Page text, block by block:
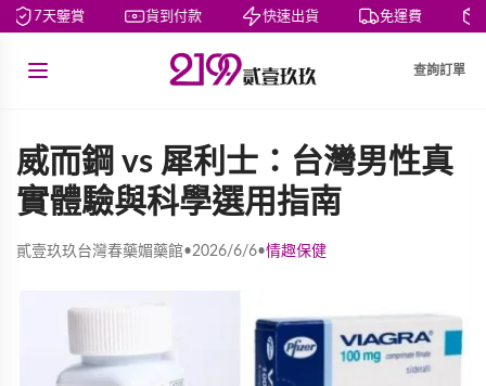
7天鑒賞 貨到付款 快速出貨 免運費 私
查詢訂單
威而鋼 vs 犀利士：台灣男性真
實體驗與科學選用指南
貳壹玖玖台灣春藥媚藥館•2026/6/6•情趣保健